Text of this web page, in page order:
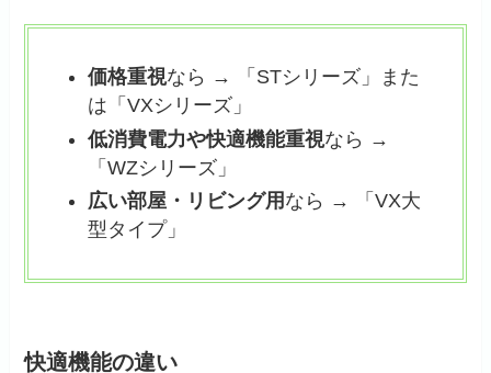
価格重視なら → 「STシリーズ」また
は「VXシリーズ」
低消費電力や快適機能重視なら →
「WZシリーズ」
広い部屋・リビング用 なら → 「VX大
型タイプ」
快適機能の違い